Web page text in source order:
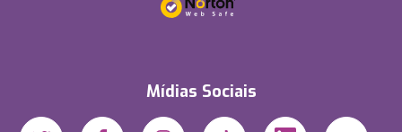
Mídias Sociais